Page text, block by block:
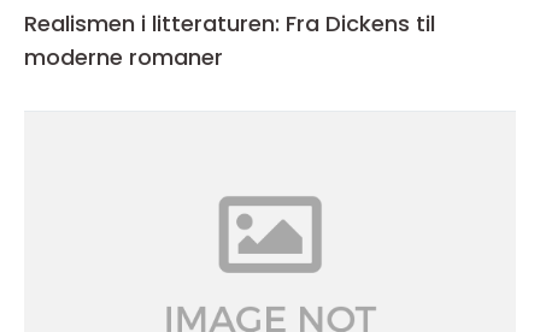
Realismen i litteraturen: Fra Dickens til
moderne romaner